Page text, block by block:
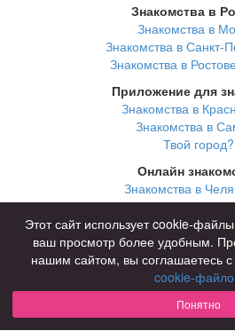
Знакомства в
Знакомства в
Знакомства в Санкт-
Знакомства в
Приложение для
Знакомства в
Знакомства в
Твой город?
Онлайн
Знакомства в
Знакомства в
Знакомства в Нижнем
Для чего
для брака и
для любви и с/
для дружбы
Этот сайт использует cookie-
ваш просмотр более удобным.
нашим сайтом, вы соглашаетесь с
cookie-
Понятно